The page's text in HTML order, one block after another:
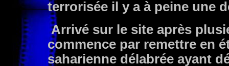
terrorisée il y a à peine une
Arrivé sur le site après
commence par remettre en
saharienne délabrée ayant